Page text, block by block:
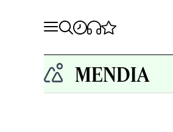
MENDIA